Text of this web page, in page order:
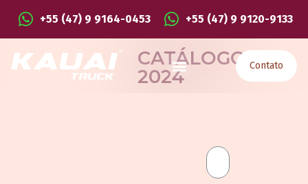
+55 (47) 9 9164-0453 +55 (47) 9 9120-9133
Contato
CATÁLOGO
2024